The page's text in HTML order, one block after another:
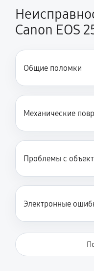
Canon EOS
Общие поломки
Механические
Проблемы с
Электронные